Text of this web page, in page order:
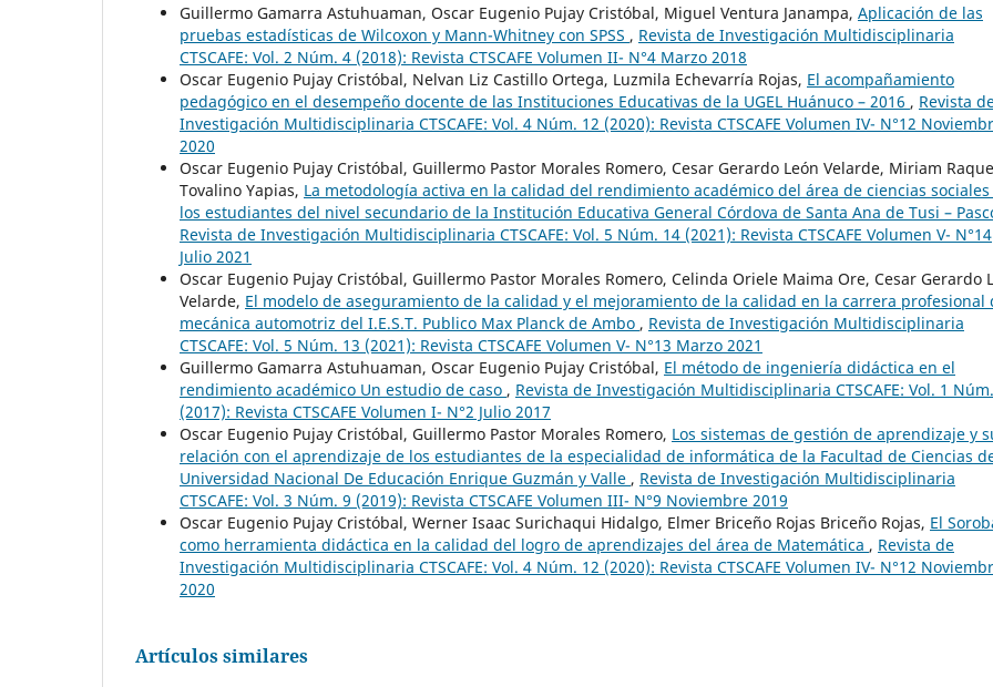
Guillermo Gamarra Astuhuaman, Oscar Eugenio Pujay Cristóbal, Miguel Ventura Janampa, Aplicación de las
pruebas estadísticas de Wilcoxon y Mann-Whitney con SPSS , Revista de Investigación Multidisciplinaria
CTSCAFE: Vol. 2 Núm. 4 (2018): Revista CTSCAFE Volumen II- N°4 Marzo 2018
Oscar Eugenio Pujay Cristóbal, Nelvan Liz Castillo Ortega, Luzmila Echevarría Rojas, El acompañamiento
pedagógico en el desempeño docente de las Instituciones Educativas de la UGEL Huánuco – 2016 , Revista
Investigación Multidisciplinaria CTSCAFE: Vol. 4 Núm. 12 (2020): Revista CTSCAFE Volumen IV- N°12
2020
Oscar Eugenio Pujay Cristóbal, Guillermo Pastor Morales Romero, Cesar Gerardo León Velarde, Miriam
Tovalino Yapias, La metodología activa en la calidad del rendimiento académico del área de ciencias sociales
los estudiantes del nivel secundario de la Institución Educativa General Córdova de Santa Ana de Tusi –
Revista de Investigación Multidisciplinaria CTSCAFE: Vol. 5 Núm. 14 (2021): Revista CTSCAFE Volumen V- N°14
Julio 2021
Oscar Eugenio Pujay Cristóbal, Guillermo Pastor Morales Romero, Celinda Oriele Maima Ore, Cesar Gerardo
Velarde, El modelo de aseguramiento de la calidad y el mejoramiento de la calidad en la carrera profesional
mecánica automotriz del I.E.S.T. Publico Max Planck de Ambo , Revista de Investigación Multidisciplinaria
CTSCAFE: Vol. 5 Núm. 13 (2021): Revista CTSCAFE Volumen V- N°13 Marzo 2021
Guillermo Gamarra Astuhuaman, Oscar Eugenio Pujay Cristóbal, El método de ingeniería didáctica en el
rendimiento académico Un estudio de caso , Revista de Investigación Multidisciplinaria CTSCAFE: Vol. 1
(2017): Revista CTSCAFE Volumen I- N°2 Julio 2017
Oscar Eugenio Pujay Cristóbal, Guillermo Pastor Morales Romero, Los sistemas de gestión de aprendizaje y
relación con el aprendizaje de los estudiantes de la especialidad de informática de la Facultad de Ciencias
Universidad Nacional De Educación Enrique Guzmán y Valle , Revista de Investigación Multidisciplinaria
CTSCAFE: Vol. 3 Núm. 9 (2019): Revista CTSCAFE Volumen III- N°9 Noviembre 2019
Oscar Eugenio Pujay Cristóbal, Werner Isaac Surichaqui Hidalgo, Elmer Briceño Rojas Briceño Rojas, El
como herramienta didáctica en la calidad del logro de aprendizajes del área de Matemática , Revista de
Investigación Multidisciplinaria CTSCAFE: Vol. 4 Núm. 12 (2020): Revista CTSCAFE Volumen IV- N°12
2020
Artículos similares